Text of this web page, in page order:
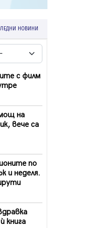
НОВИНИ
с филм
на
вече са
по
и неделя.
книга